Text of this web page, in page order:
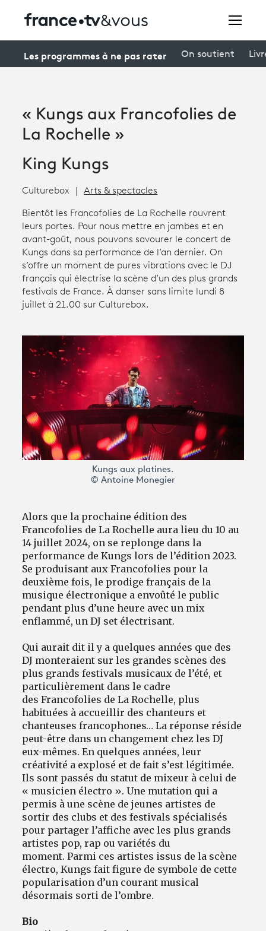
Avantages fidélité
Creators
Participer et assister à une émission
Productions et innovation
Programme tv
Les programmes à ne pas rater On soutient
« Kungs aux Francofolies de
La Rochelle »
King Kungs
Culturebox Arts & spectacles
Bientôt les Francofolies de La Rochelle rouvrent
leurs portes. Pour nous mettre en jambes et en
avant-goût, nous pouvons savourer le concert de
Kungs dans sa performance de l’an dernier. On
s’offre un moment de pures vibrations avec le DJ
français qui électrise la scène d’un des plus grands
festivals de France. À danser sans limite lundi 8
juillet à 21.00 sur Culturebox.
Kungs aux platines.
© Antoine Monegier
Alors que la prochaine édition des
Francofolies de La Rochelle aura lieu du 10 au
14 juillet 2024, on se replonge dans la
performance de Kungs lors de l’édition 2023.
Se produisant aux Francofolies pour la
deuxième fois, le prodige français de la
musique électronique a envoûté le public
pendant plus d’une heure avec un mix
enflammé, un DJ set électrisant.
Qui aurait dit il y a quelques années que des
DJ monteraient sur les grandes scènes des
plus grands festivals musicaux de l’été, et
particulièrement dans le cadre
des Francofolies de La Rochelle, plus
habituées à accueillir des chanteurs et
chanteuses francophones… La réponse réside
peut-être dans un changement chez les DJ
eux-mêmes. En quelques années, leur
créativité a explosé et de fait s’est légitimée.
Ils sont passés du statut de mixeur à celui de
« musicien électro ». Une mutation qui a
permis à une scène de jeunes artistes de
sortir des clubs et des festivals spécialisés
pour partager l’affiche avec les plus grands
artistes pop, rap ou variétés du
moment. Parmi ces artistes issus de la scène
électro, Kungs fait figure de symbole de cette
popularisation d’un courant musical
désormais sorti de l’ombre.
Bio